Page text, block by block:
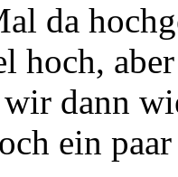
da
hoch,
dann
ein